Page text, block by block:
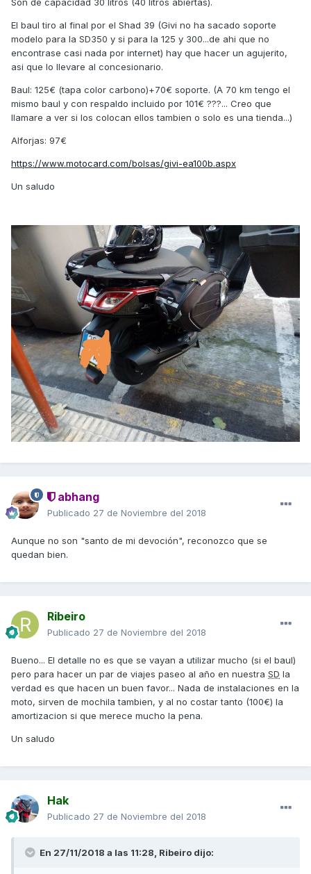
Son de capacidad 30 litros (40 litros abiertas).
El baul tiro al final por el Shad 39 (Givi no ha sacado soporte
modelo para la SD350 y si para la 125 y 300...de ahi que no
encontrase casi nada por internet) hay que hacer un agujerito,
asi que lo llevare al concesionario.
Baul: 125€ (tapa color carbono)+70€ soporte. (A 70 km tengo el
mismo baul y con respaldo incluido por 101€ ???... Creo que
llamare a ver si los colocan ellos tambien o solo es una tienda...)
Alforjas: 97€
https://www.motocard.com/bolsas/givi-ea100b.aspx
Un saludo
abhang
Publicado 27 de Noviembre del 2018
Aunque no son "santo de mi devoción", reconozco que se
quedan bien.
Ribeiro
Publicado 27 de Noviembre del 2018
Bueno... El detalle no es que se vayan a utilizar mucho (si el baul)
pero para hacer un par de viajes paseo al año en nuestra SD la
verdad es que hacen un buen favor... Nada de instalaciones en la
moto, sirven de mochila tambien, y al no costar tanto (100€) la
amortizacion si que merece mucho la pena.
Un saludo
Hak
Publicado 27 de Noviembre del 2018
En 27/11/2018 a las 11:28, Ribeiro dijo: